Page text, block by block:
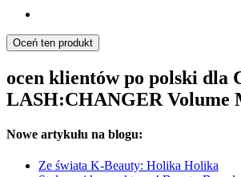
Oceń ten produkt
ocen klientów po polski dla
LASH:CHANGER Volume
Nowe artykułu na blogu:
Ze świata K-Beauty: Holika Holika